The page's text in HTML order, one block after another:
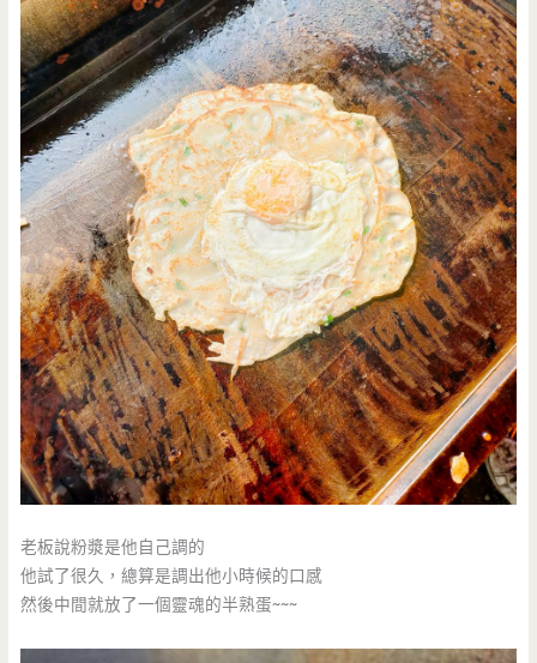
老板說粉漿是他自己調的
他試了很久，總算是調出他小時候的口感
然後中間就放了一個靈魂的半熟蛋~~~